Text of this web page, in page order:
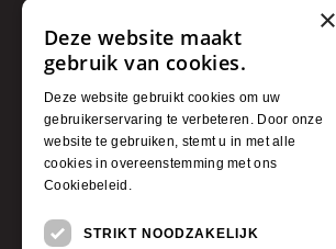
×
Deze website maakt
gebruik van cookies.
Deze website gebruikt cookies om uw
gebruikerservaring te verbeteren. Door onze
website te gebruiken, stemt u in met alle
cookies in overeenstemming met ons
Cookiebeleid.
STRIKT NOODZAKELIJK